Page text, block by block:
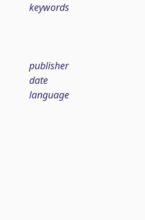
keywords
publisher
date
language